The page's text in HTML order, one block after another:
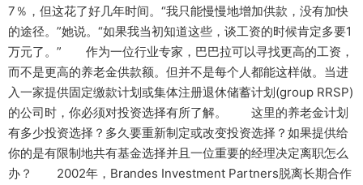
7％，但这花了好几年时间。“我只能慢慢地增加供款，没有加快
的途径。”她说。“如果我当初知道这些，谈工资的时候肯定多要1
万元了。” 作为一位行业专家，巴巴拉可以寻找更高的工资，
而不是更高的养老金供款额。但并不是每个人都能这样做。当进
入一家提供固定缴款计划或集体注册退休储蓄计划(group RRSP)
的公司时，你必须对投资选择有所了解。 这里的养老金计划
有多少投资选择？多久要重新制定或改变投资选择？如果提供给
你的是有限制地共有基金选择并且一位重要的经理决定离职怎么
办？ 2002年，Brandes Investment Partners脱离长期合作